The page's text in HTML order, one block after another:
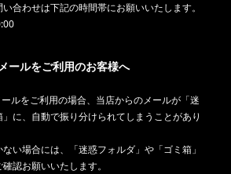
合わせは下記の時間帯にお願いいたします。
ールをご利用のお客様へ
ルをご利用の場合、当店からのメールが「迷
に、自動で振り分けられてしまうことがあり
い場合には、「迷惑フォルダ」や「ゴミ箱」
認お願いいたします。